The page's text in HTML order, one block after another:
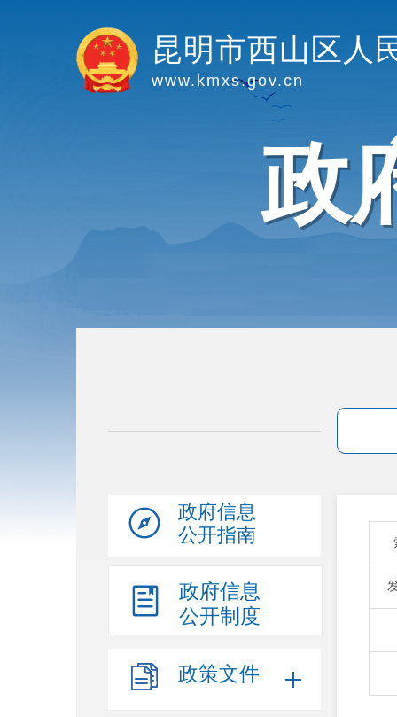
昆明市西山区人
www.kmxs.gov.cn
政
政府信息
公开指南
政府信息
公开制度
政策文件